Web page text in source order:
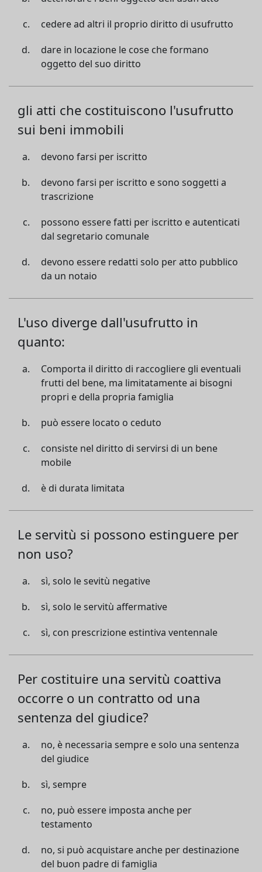
cedere ad altri il proprio diritto di usufrutto
dare in locazione le cose che formano
oggetto del suo diritto
gli atti che costituiscono l'usufrutto
sui beni immobili
devono farsi per iscritto
devono farsi per iscritto e sono soggetti a
trascrizione
possono essere fatti per iscritto e autenticati
dal segretario comunale
devono essere redatti solo per atto pubblico
da un notaio
L'uso diverge dall'usufrutto in
quanto:
Comporta il diritto di raccogliere gli eventuali
frutti del bene, ma limitatamente ai bisogni
propri e della propria famiglia
può essere locato o ceduto
consiste nel diritto di servirsi di un bene
mobile
è di durata limitata
Le servitù si possono estinguere per
non uso?
sì, solo le sevitù negative
sì, solo le servitù affermative
sì, con prescrizione estintiva ventennale
Per costituire una servitù coattiva
occorre o un contratto od una
sentenza del giudice?
no, è necessaria sempre e solo una sentenza
del giudice
sì, sempre
no, può essere imposta anche per
testamento
no, si può acquistare anche per destinazione
del buon padre di famiglia